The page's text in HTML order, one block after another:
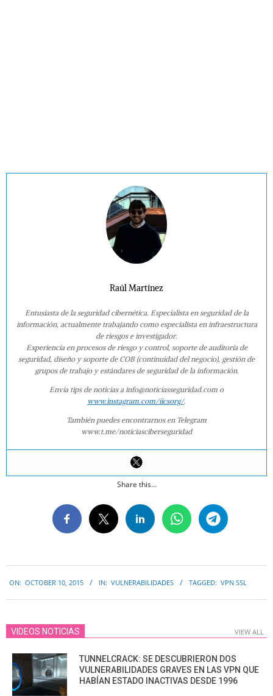
Raúl Martínez
Entusiasta de la seguridad cibernética. Especialista en seguridad de la
información, actualmente trabajando como especialista en infraestructura
de riesgos e investigador.
Experiencia en procesos de riesgo y control, soporte de auditoría de
seguridad, diseño y soporte de COB (continuidad del negocio), gestión de
grupos de trabajo y estándares de seguridad de la información.
Envía tips de noticias a info@noticiasseguridad.com o
www.instagram.com/iicsorg/.
También puedes encontrarnos en Telegram
www.t.me/noticiasciberseguridad
Share this...
10-
10
ON: OCTOBER 10, 2015 IN: VULNERABILIDADES TAGGED: VPN SSL
VIDEOS NOTICIAS VIEW ALL
TUNNELCRACK: SE DESCUBRIERON DOS
VULNERABILIDADES GRAVES EN LAS VPN QUE
HABÍAN ESTADO INACTIVAS DESDE 1996